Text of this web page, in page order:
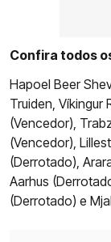
Confira todos
Hapoel Beer
Truiden, Víkingur
(Vencedor),
(Vencedor),
(Derrotado),
Aarhus
(Derrotado) e